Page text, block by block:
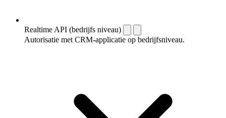
Realtime API (bedrijfs niveau)
Autorisatie met CRM-applicatie op bedrijfsniveau.